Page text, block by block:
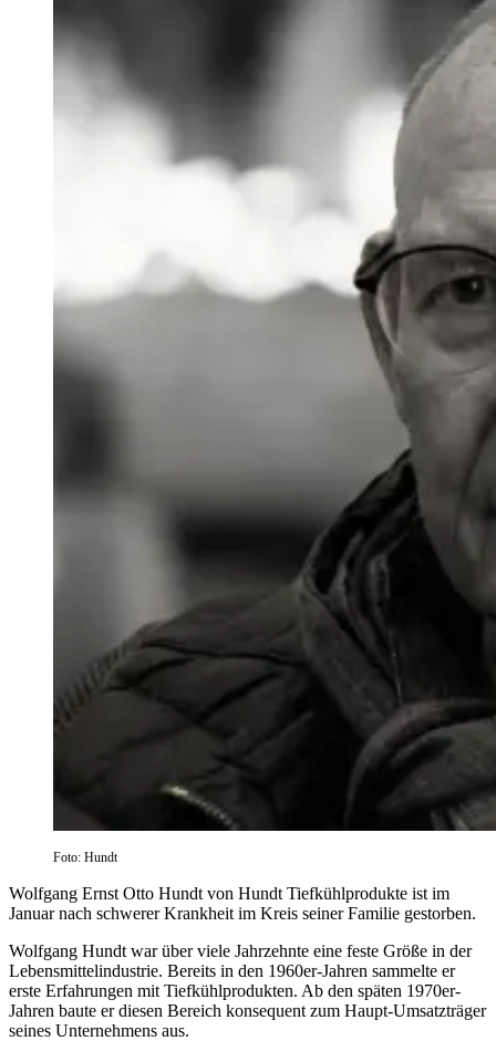
Foto: Hundt
Wolfgang Ernst Otto Hundt von Hundt Tiefkühlprodukte ist im
Januar nach schwerer Krankheit im Kreis seiner Familie gestorben.
Wolfgang Hundt war über viele Jahrzehnte eine feste Größe in der
Lebensmittelindustrie. Bereits in den 1960er-Jahren sammelte er
erste Erfahrungen mit Tiefkühlprodukten. Ab den späten 1970er-
Jahren baute er diesen Bereich konsequent zum Haupt-Umsatzträger
seines Unternehmens aus.